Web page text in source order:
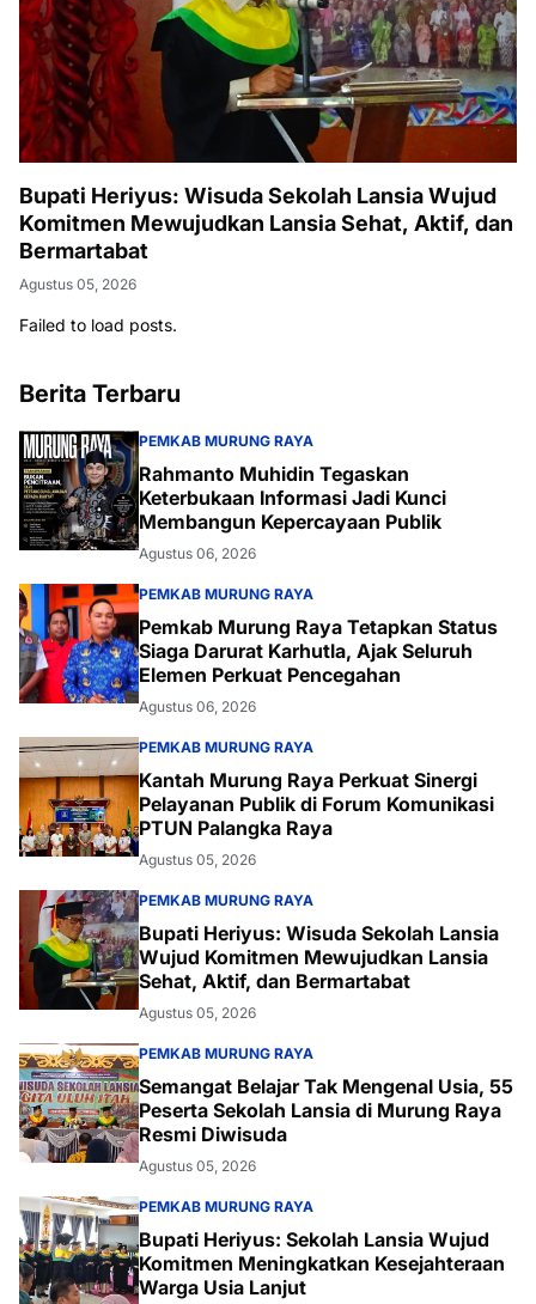
Bupati Heriyus: Wisuda Sekolah Lansia Wujud
Komitmen Mewujudkan Lansia Sehat, Aktif, dan
Bermartabat
Agustus 05, 2026
Failed to load posts.
Berita Terbaru
PEMKAB MURUNG RAYA
Rahmanto Muhidin Tegaskan
Keterbukaan Informasi Jadi Kunci
Membangun Kepercayaan Publik
Agustus 06, 2026
PEMKAB MURUNG RAYA
Pemkab Murung Raya Tetapkan Status
Siaga Darurat Karhutla, Ajak Seluruh
Elemen Perkuat Pencegahan
Agustus 06, 2026
PEMKAB MURUNG RAYA
Kantah Murung Raya Perkuat Sinergi
Pelayanan Publik di Forum Komunikasi
PTUN Palangka Raya
Agustus 05, 2026
PEMKAB MURUNG RAYA
Bupati Heriyus: Wisuda Sekolah Lansia
Wujud Komitmen Mewujudkan Lansia
Sehat, Aktif, dan Bermartabat
Agustus 05, 2026
PEMKAB MURUNG RAYA
Semangat Belajar Tak Mengenal Usia, 55
Peserta Sekolah Lansia di Murung Raya
Resmi Diwisuda
Agustus 05, 2026
PEMKAB MURUNG RAYA
Bupati Heriyus: Sekolah Lansia Wujud
Komitmen Meningkatkan Kesejahteraan
Warga Usia Lanjut